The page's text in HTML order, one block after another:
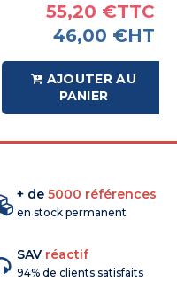
55,20 €TTC
46,00 €HT
AJOUTER AU
PANIER
+ de 5000 références
en stock permanent
SAV réactif
94% de clients satisfaits